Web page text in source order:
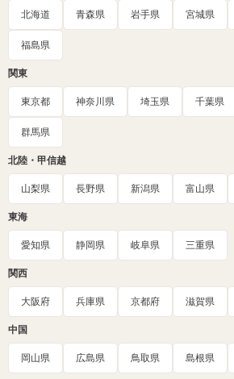
北海道 青森県 岩手県 宮城県
福島県
関東
東京都 神奈川県 埼玉県 千葉県
群馬県
北陸・甲信越
山梨県 長野県 新潟県 富山県
東海
愛知県 静岡県 岐阜県 三重県
関西
大阪府 兵庫県 京都府 滋賀県
中国
岡山県 広島県 鳥取県 島根県